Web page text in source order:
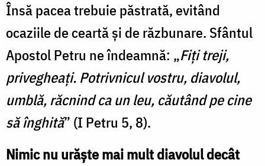
Însă pacea trebuie păstrată, evitând
ocaziile de ceartă și de răzbunare. Sfântul
Apostol Petru ne îndeamnă: „Fiți treji,
privegheați. Potrivnicul vostru, diavolul,
umblă, răcnind ca un leu, căutând pe cine
să înghită” (I Petru 5, 8).
Nimic nu urăște mai mult diavolul decât